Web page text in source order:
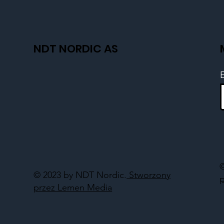
NDT NORDIC AS
© 2023 by NDT Nordic. Stworzony
przez Lemen Media